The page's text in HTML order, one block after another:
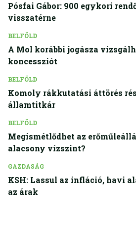
Pósfai Gábor: 900 egykori
visszatérne
BELFÖLD
A Mol korábbi jogásza
koncessziót
BELFÖLD
Komoly rákkutatási áttörés
államtitkár
BELFÖLD
Megismétlődhet az
alacsony vízszint?
GAZDASÁG
KSH: Lassul az infláció, havi
az árak